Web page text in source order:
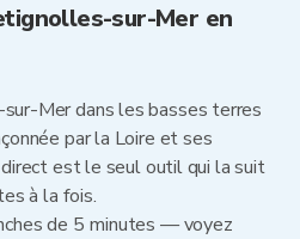
sur-Mer en
Mer dans les basses terres
par la Loire et ses
est le seul outil qui la suit
à la fois.
de 5 minutes — voyez